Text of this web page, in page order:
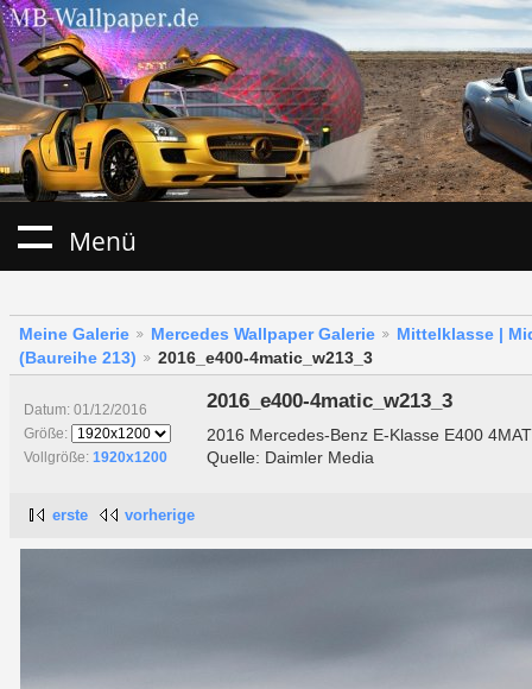
Menü
Meine Galerie Mercedes Wallpaper Galerie
Mittelklasse |
(Baureihe 213)
2016_e400-4matic_w213_3
Datum: 01/12/2016
Größe:
Vollgröße: 1920x1200
2016_e400-4matic_w213_3
2016 Mercedes-Benz E-Klasse E400
Quelle: Daimler Media
erste vorherige